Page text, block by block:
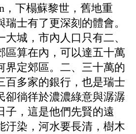
，下榻蘇黎世，舊地重
士有了更深刻的體會。
城，市內人口只有二、
區算在內，可以達五十萬
界定郊區。二、三十萬的
百多家的銀行，也是瑞士
卻徜徉於濃濃綠意與潺潺
子，這是他們先賢的遠
汙染，河水要長清，樹木